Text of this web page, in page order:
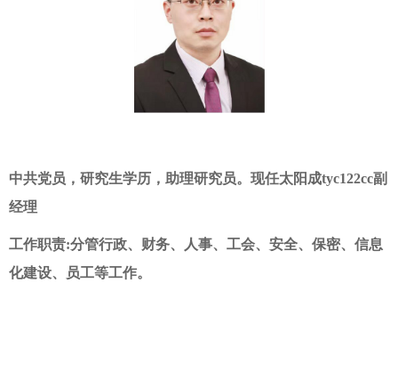
中共党员，研究生学历，助理研究员。 现任太阳成tyc122cc副
经理
工作职责:分管行政、财务、人事、工会、安全、保密、信息
化建设、员工等工作。